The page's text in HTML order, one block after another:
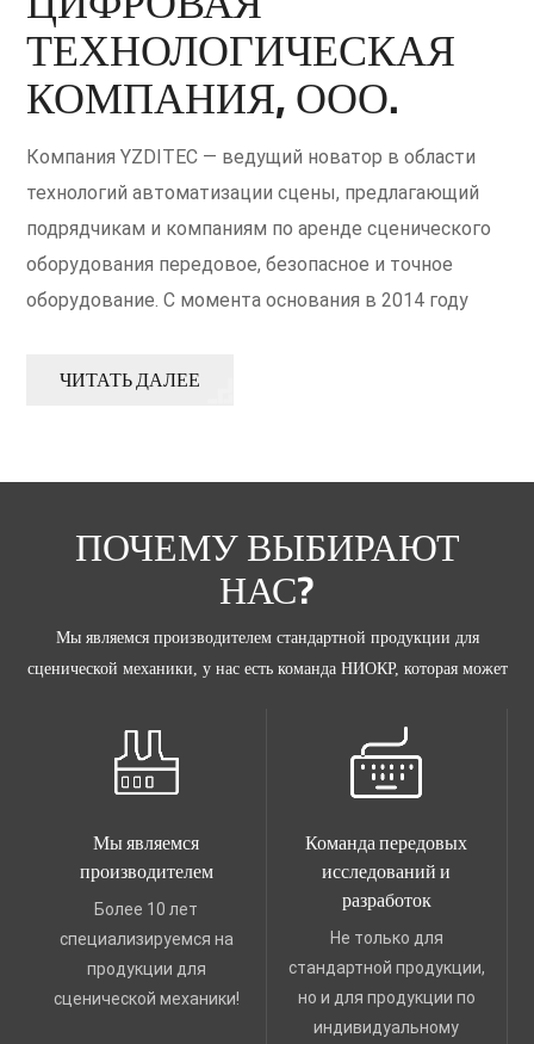
ТЕХНОЛОГИЧЕСКАЯ
КОМПАНИЯ, ООО.
Компания YZDITEC — ведущий новатор в области
технологий автоматизации сцены, предлагающий
подрядчикам и компаниям по аренде сценического
оборудования передовое, безопасное и точное
оборудование. С момента основания в 2014 году
сценических представлений и мероприятий с
ЧИТАТЬ ДАЛЕЕ
ПОЧЕМУ ВЫБИРАЮТ
НАС?
Мы являемся производителем стандартной продукции для
сценической механики, у нас есть команда НИОКР, которая может
Мы являемся
производителем
Более 10 лет
специализируемся на
продукции для
сценической механики!
Команда передовых
исследований и
разработок
Не только для
стандартной продукции,
но и для продукции по
индивидуальному